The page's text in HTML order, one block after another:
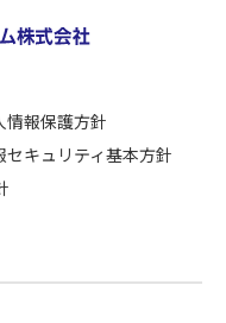
情報保護方針
セキュリティ基本方針